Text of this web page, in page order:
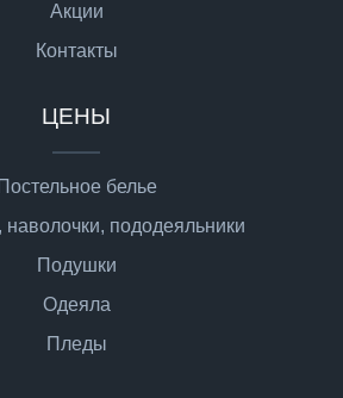
Акции
Контакты
ЦЕНЫ
Постельное белье
пододеяльники
Подушки
Одеяла
Пледы